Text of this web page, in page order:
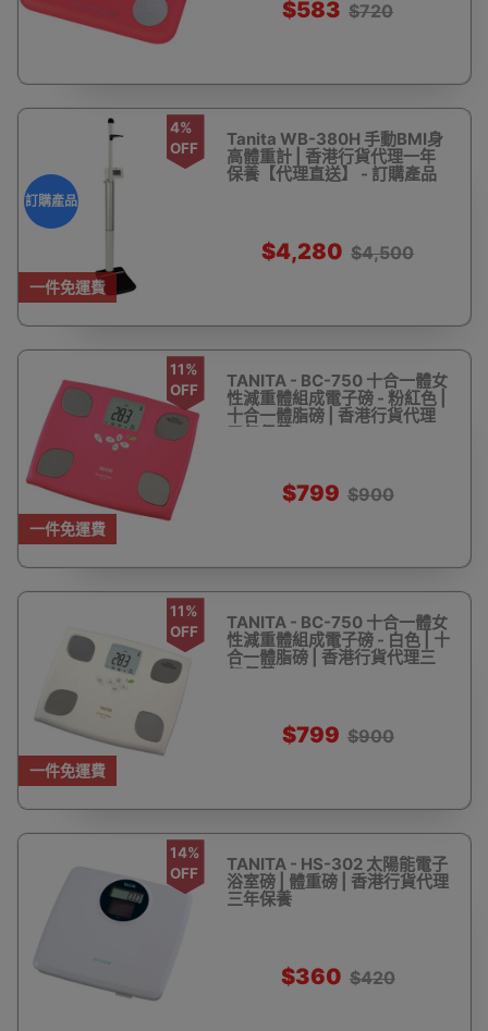
$583 $720
一件免運費
訂購產品
4%
OFF
Tanita WB-380H 手動BMI身
高體重計 | 香港行貨代理一年
保養【代理直送】 - 訂購產品
$4,280 $4,500
一件免運費
11%
OFF
TANITA - BC-750 十合一體女
性減重體組成電子磅 - 粉紅色 |
十合一體脂磅 | 香港行貨代理
三年保養
$799 $900
一件免運費
11%
OFF
TANITA - BC-750 十合一體女
性減重體組成電子磅 - 白色 | 十
合一體脂磅 | 香港行貨代理三
年保養
$799 $900
14%
OFF
TANITA - HS-302 太陽能電子
浴室磅 | 體重磅 | 香港行貨代理
三年保養
$360 $420